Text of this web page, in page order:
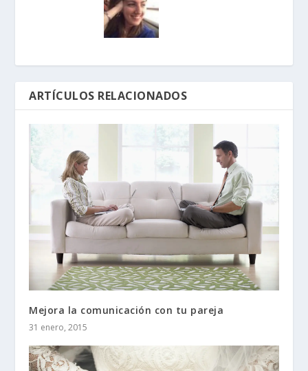
ARTÍCULOS RELACIONADOS
Mejora la comunicación con tu pareja
31 enero, 2015